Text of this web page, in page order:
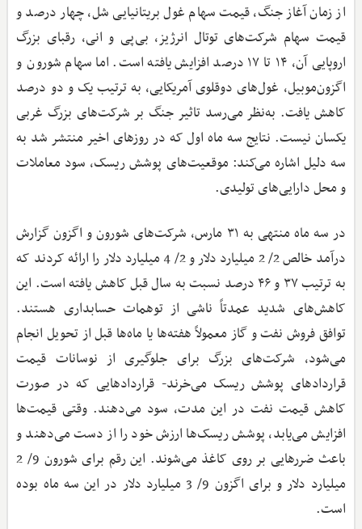
از زمان آغاز جنگ، قیمت سهام غول بریتانیایی شل، چهار درصد و
قیمت سهام شرکت‌های توتال انرژیز، بی‌پی و انی، رقبای بزرگ
اروپایی آن، ۱۴ تا ۱۷ درصد افزایش یافته است. اما سهام شورون و
اگزون‌موبیل، غول‌های دوقلوی آمریکایی، به ترتیب یک و دو درصد
کاهش یافت. به‌نظر می‌رسد تاثیر جنگ بر شرکت‌های بزرگ غربی
یکسان نیست. نتایج سه‌ ماه اول که در روزهای اخیر منتشر شد به
سه دلیل اشاره می‌کند: موقعیت‌های پوشش ریسک، سود معاملات
و محل دارایی‌های تولیدی.
در سه ماه منتهی به ۳۱ مارس، شرکت‌های شورون و اگزون گزارش
درآمد خالص 2/ 2 میلیارد دلار و 2/ 4 میلیارد دلار را ارائه کردند که
به ترتیب ۳۷ و ۴۶ درصد نسبت به سال قبل کاهش یافته است. این
کاهش‌های شدید عمدتاً ناشی از توهمات حسابداری هستند.
توافق فروش نفت و گاز معمولاً هفته‌ها یا ماه‌ها قبل از تحویل انجام
می‌شود، شرکت‌های بزرگ برای جلوگیری از نوسانات قیمت
قراردادهای پوشش ریسک می‌خرند- قراردادهایی که در صورت
کاهش قیمت نفت در این مدت، سود می‌دهند. وقتی قیمت‌ها
افزایش می‌یابد، پوشش ریسک‌ها ارزش خود را از دست می‌دهند و
باعث ضررهایی بر روی کاغذ می‌شوند. این رقم برای شورون 9/ 2
میلیارد دلار و برای اگزون 9/ 3 میلیارد دلار در این سه‌ ماه بوده
است.